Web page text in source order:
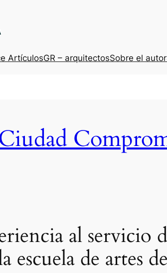
ArtículosGR – arquitectosSobre el autor
al servicio
escuela de artes de